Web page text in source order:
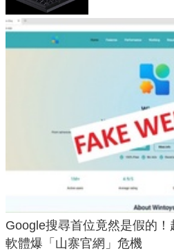
Google搜尋首位竟然是假的
軟體爆「山寨官網」危機